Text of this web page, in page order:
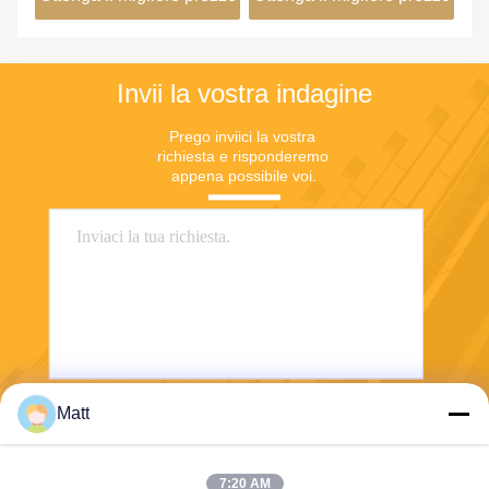
Invii la vostra indagine
Prego inviici la vostra
richiesta e risponderemo
appena possibile voi.
Matt
7:20 AM